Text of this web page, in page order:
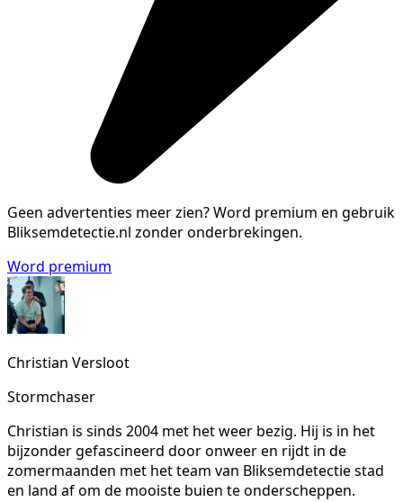
Geen advertenties meer zien?Word premium en gebruik
Bliksemdetectie.nl zonder onderbrekingen.
Word premium
Christian Versloot
Stormchaser
Christian is sinds 2004 met het weer bezig. Hij is in het
bijzonder gefascineerd door onweer en rijdt in de
zomermaanden met het team van Bliksemdetectie stad
en land af om de mooiste buien te onderscheppen.